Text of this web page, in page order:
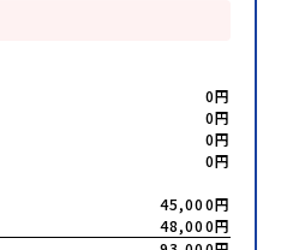
0円
0円
0円
0円
45,000円
48,000円